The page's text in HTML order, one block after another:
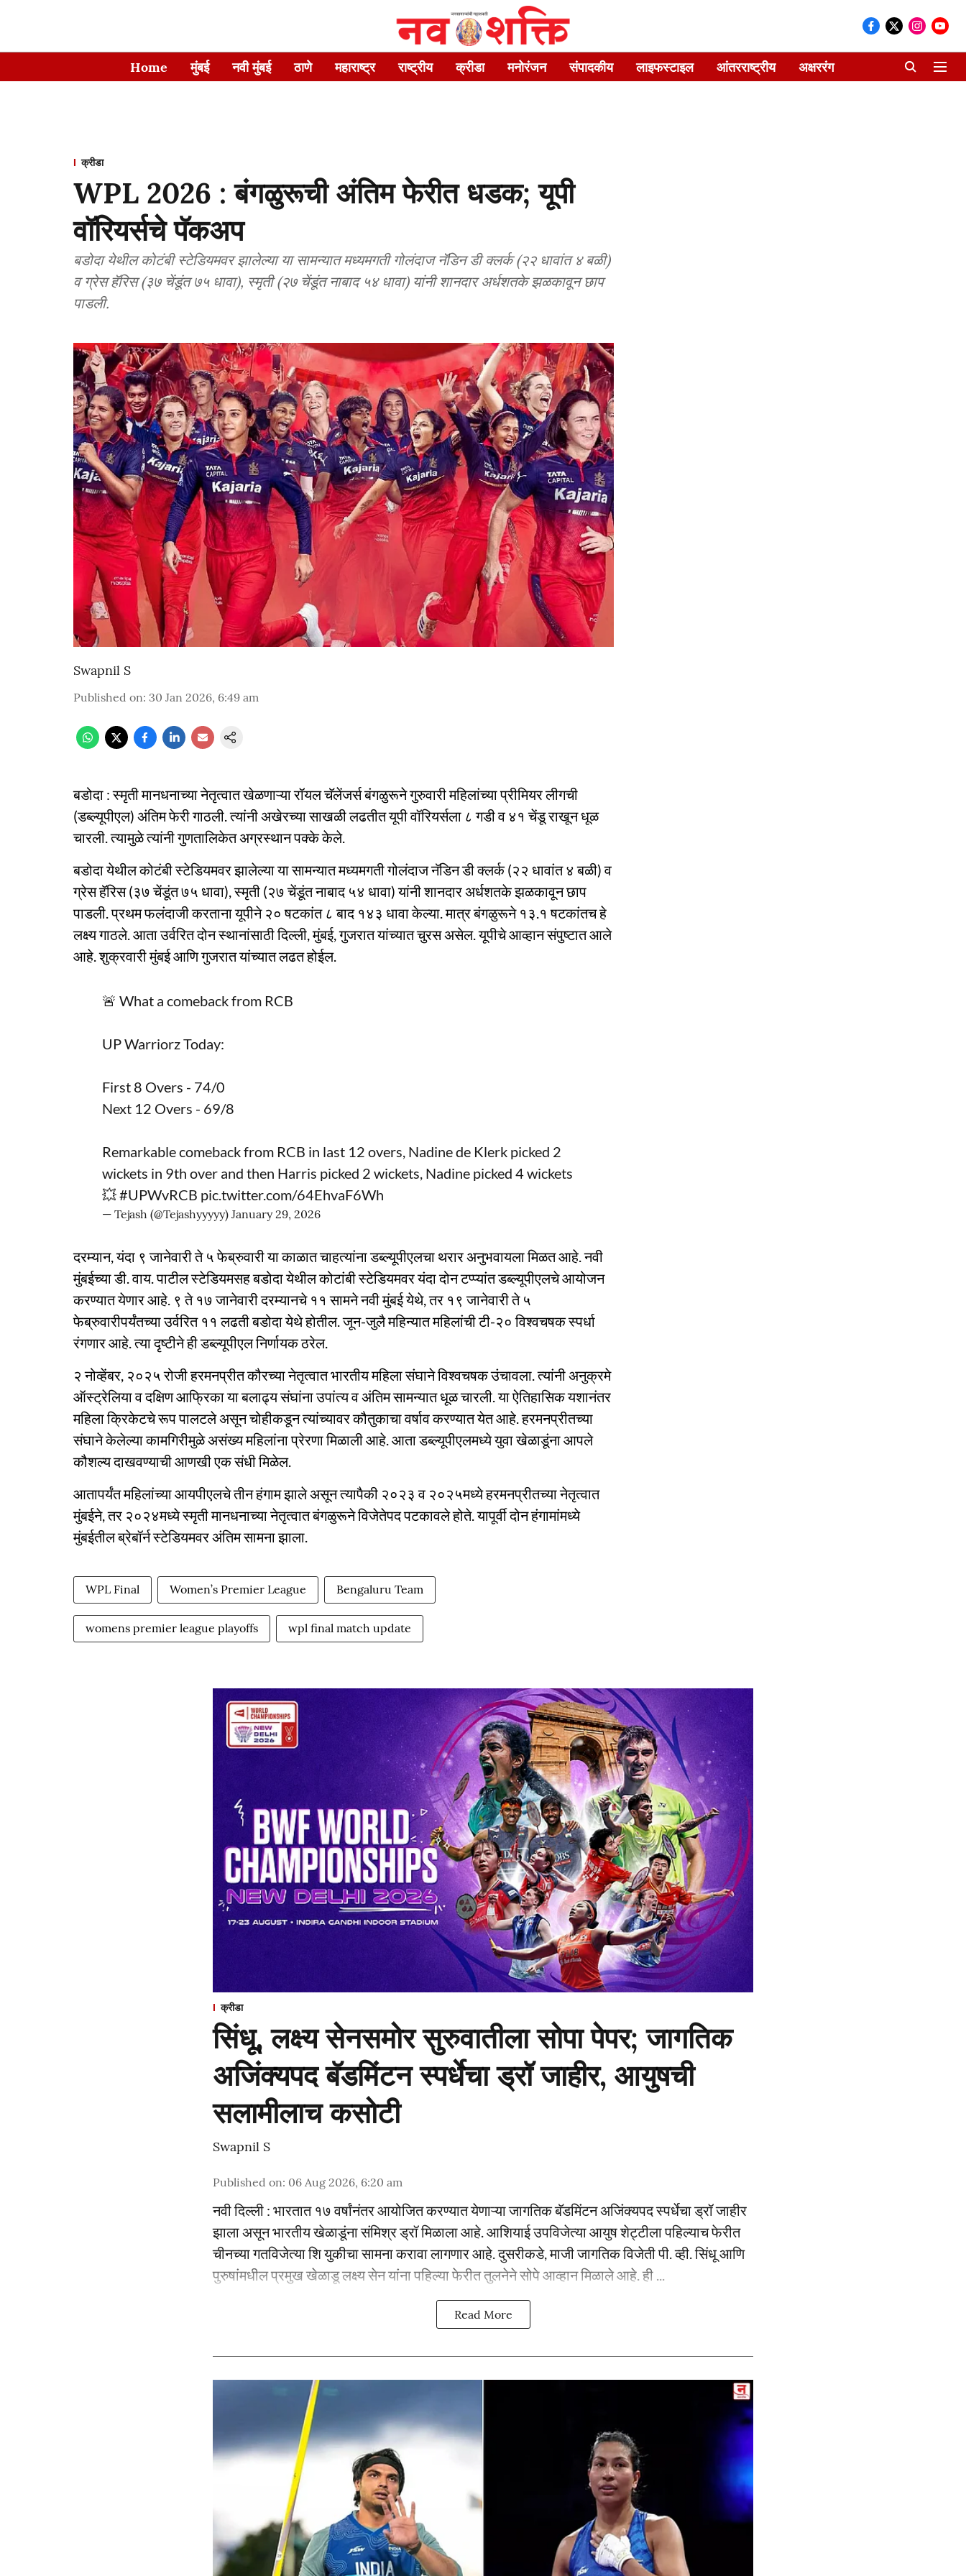
Home मुंबई नवी मुंबई ठाणे महाराष्ट्र राष्ट्रीय क्रीडा मनोरंजन संपादकीय लाइफस्टाइल आंतरराष्ट्रीय अक्षररंग
क्रीडा
WPL 2026 : बंगळुरूची अंतिम फेरीत धडक; यूपी
वॉरियर्सचे पॅकअप
बडोदा येथील कोटंबी स्टेडियमवर झालेल्या या सामन्यात मध्यमगती गोलंदाज नॅडिन डी क्लर्क (२२ धावांत ४ बळी)
व ग्रेस हॅरिस (३७ चेंडूंत ७५ धावा), स्मृती (२७ चेंडूंत नाबाद ५४ धावा) यांनी शानदार अर्धशतके झळकावून छाप
पाडली.
Swapnil S
Published on: 30 Jan 2026, 6:49 am
बडोदा : स्मृती मानधनाच्या नेतृत्वात खेळणाऱ्या रॉयल चॅलेंजर्स बंगळुरूने गुरुवारी महिलांच्या प्रीमियर लीगची
(डब्ल्यूपीएल) अंतिम फेरी गाठली. त्यांनी अखेरच्या साखळी लढतीत यूपी वॉरियर्सला ८ गडी व ४१ चेंडू राखून धूळ
चारली. त्यामुळे त्यांनी गुणतालिकेत अग्रस्थान पक्के केले.
बडोदा येथील कोटंबी स्टेडियमवर झालेल्या या सामन्यात मध्यमगती गोलंदाज नॅडिन डी क्लर्क (२२ धावांत ४ बळी) व
ग्रेस हॅरिस (३७ चेंडूंत ७५ धावा), स्मृती (२७ चेंडूंत नाबाद ५४ धावा) यांनी शानदार अर्धशतके झळकावून छाप
पाडली. प्रथम फलंदाजी करताना यूपीने २० षटकांत ८ बाद १४३ धावा केल्या. मात्र बंगळुरूने १३.१ षटकांतच हे
लक्ष्य गाठले. आता उर्वरित दोन स्थानांसाठी दिल्ली, मुंबई, गुजरात यांच्यात चुरस असेल. यूपीचे आव्हान संपुष्टात आले
आहे. शुक्रवारी मुंबई आणि गुजरात यांच्यात लढत होईल.
🚨 What a comeback from RCB
UP Warriorz Today:
First 8 Overs - 74/0
Next 12 Overs - 69/8
Remarkable comeback from RCB in last 12 overs, Nadine de Klerk picked 2
wickets in 9th over and then Harris picked 2 wickets, Nadine picked 4 wickets
💥#UPWvRCB pic.twitter.com/64EhvaF6Wh
— Tejash (@Tejashyyyyy) January 29, 2026
दरम्यान, यंदा ९ जानेवारी ते ५ फेब्रुवारी या काळात चाहत्यांना डब्ल्यूपीएलचा थरार अनुभवायला मिळत आहे. नवी
मुंबईच्या डी. वाय. पाटील स्टेडियमसह बडोदा येथील कोटांबी स्टेडियमवर यंदा दोन टप्प्यांत डब्ल्यूपीएलचे आयोजन
करण्यात येणार आहे. ९ ते १७ जानेवारी दरम्यानचे ११ सामने नवी मुंबई येथे, तर १९ जानेवारी ते ५
फेब्रुवारीपर्यंतच्या उर्वरित ११ लढती बडोदा येथे होतील. जून-जुलै महिन्यात महिलांची टी-२० विश्वचषक स्पर्धा
रंगणार आहे. त्या दृष्टीने ही डब्ल्यूपीएल निर्णायक ठरेल.
२ नोव्हेंबर, २०२५ रोजी हरमनप्रीत कौरच्या नेतृत्वात भारतीय महिला संघाने विश्वचषक उंचावला. त्यांनी अनुक्रमे
ऑस्ट्रेलिया व दक्षिण आफ्रिका या बलाढ्य संघांना उपांत्य व अंतिम सामन्यात धूळ चारली. या ऐतिहासिक यशानंतर
महिला क्रिकेटचे रूप पालटले असून चोहीकडून त्यांच्यावर कौतुकाचा वर्षाव करण्यात येत आहे. हरमनप्रीतच्या
संघाने केलेल्या कामगिरीमुळे असंख्य महिलांना प्रेरणा मिळाली आहे. आता डब्ल्यूपीएलमध्ये युवा खेळाडूंना आपले
कौशल्य दाखवण्याची आणखी एक संधी मिळेल.
आतापर्यंत महिलांच्या आयपीएलचे तीन हंगाम झाले असून त्यापैकी २०२३ व २०२५मध्ये हरमनप्रीतच्या नेतृत्वात
मुंबईने, तर २०२४मध्ये स्मृती मानधनाच्या नेतृत्वात बंगळुरूने विजेतेपद पटकावले होते. यापूर्वी दोन हंगामांमध्ये
मुंबईतील ब्रेबॉर्न स्टेडियमवर अंतिम सामना झाला.
WPL Final Women’s Premier League Bengaluru Team
womens premier league playoffs wpl final match update
क्रीडा
सिंधू, लक्ष्य सेनसमोर सुरुवातीला सोपा पेपर; जागतिक
अजिंक्यपद बॅडमिंटन स्पर्धेचा ड्रॉ जाहीर, आयुषची
सलामीलाच कसोटी
Swapnil S
Published on: 06 Aug 2026, 6:20 am
नवी दिल्ली : भारतात १७ वर्षांनंतर आयोजित करण्यात येणाऱ्या जागतिक बॅडमिंटन अजिंक्यपद स्पर्धेचा ड्रॉ जाहीर
झाला असून भारतीय खेळाडूंना संमिश्र ड्रॉ मिळाला आहे. आशियाई उपविजेत्या आयुष शेट्टीला पहिल्याच फेरीत
चीनच्या गतविजेत्या शि युकीचा सामना करावा लागणार आहे. दुसरीकडे, माजी जागतिक विजेती पी. व्ही. सिंधू आणि
पुरुषांमधील प्रमुख खेळाडू लक्ष्य सेन यांना पहिल्या फेरीत तुलनेने सोपे आव्हान मिळाले आहे. ही ...
Read More